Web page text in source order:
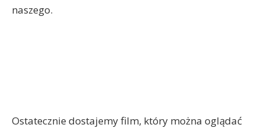
naszego.
Ostatecznie dostajemy film, który można oglądać